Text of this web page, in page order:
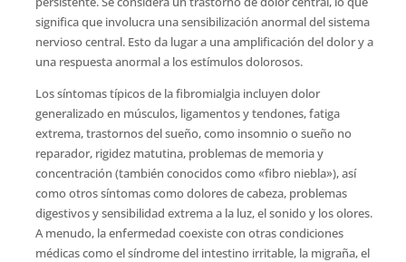
significa que involucra una sensibilización anormal del sistema
nervioso central. Esto da lugar a una amplificación del dolor y a
una respuesta anormal a los estímulos dolorosos.
Los síntomas típicos de la fibromialgia incluyen dolor
generalizado en músculos, ligamentos y tendones, fatiga
extrema, trastornos del sueño, como insomnio o sueño no
reparador, rigidez matutina, problemas de memoria y
concentración (también conocidos como «fibro niebla»), así
como otros síntomas como dolores de cabeza, problemas
digestivos y sensibilidad extrema a la luz, el sonido y los olores.
A menudo, la enfermedad coexiste con otras condiciones
médicas como el síndrome del intestino irritable, la migraña, el